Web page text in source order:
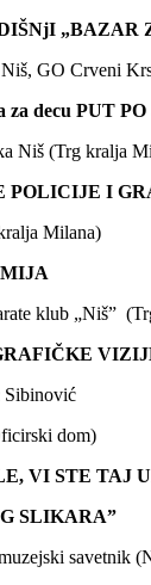
„BAZAR
GO Crveni
za decu PUT
Niš (Trg kralja
POLICIJE I
Milana)
klub „Niš”
Sibinović
dom)
VI STE TAJ
savetnik